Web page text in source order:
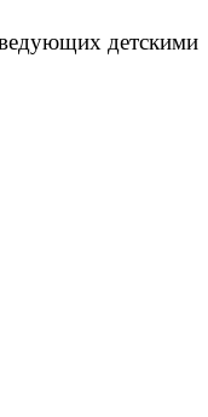
детскими